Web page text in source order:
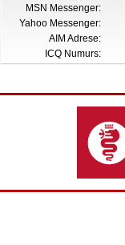
MSN Messenger:
Yahoo Messenger:
AIM Adrese:
ICQ Numurs: